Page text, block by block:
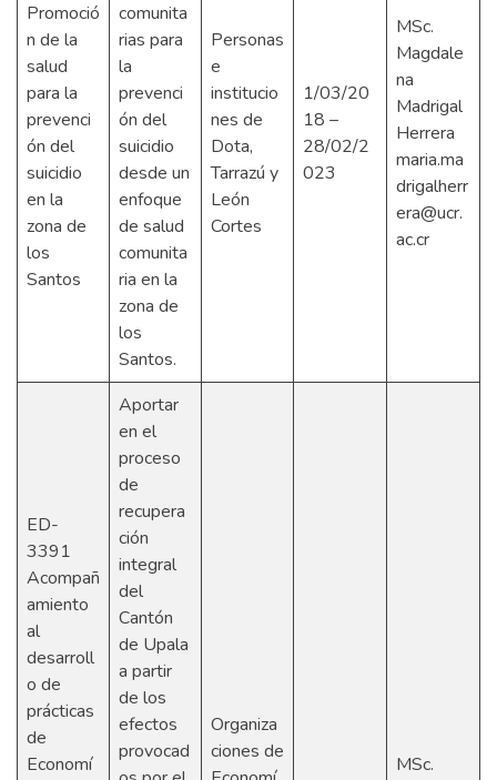
Promoció
n de la
salud
para la
prevenci
ón del
suicidio
en la
zona de
los
Santos
comunita
rias para
la
prevenci
ón del
suicidio
desde un
enfoque
de salud
comunita
ria en la
zona de
los
Santos.
Personas
e
institucio
nes de
Dota,
Tarrazú y
León
Cortes
1/03/20
18 –
28/02/2
023
MSc.
Magdale
na
Madrigal
Herrera
maria.ma
drigalherr
era@ucr.
ac.cr
ED-
3391
Acompañ
amiento
al
desarroll
o de
prácticas
de
Economí
Aportar
en el
proceso
de
recupera
ción
integral
del
Cantón
de Upala
a partir
de los
efectos
provocad
Organiza
ciones de
MSc.